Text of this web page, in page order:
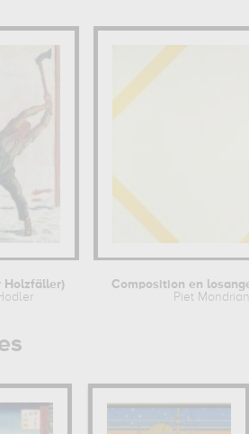
Holzfäller)
Piet Mondrian